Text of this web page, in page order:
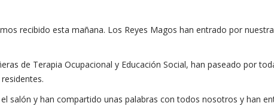
recibido esta mañana. Los Reyes Magos han entrado por
de Terapia Ocupacional y Educación Social, han paseado por
salón y han compartido unas palabras con todos nosotros y han